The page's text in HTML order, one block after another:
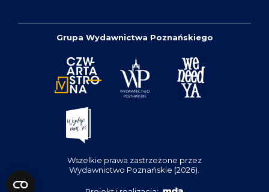
Grupa Wydawnictwa Poznańskiego
Wszelkie prawa zastrzeżone przez
Wydawnictwo Poznańskie (2026).